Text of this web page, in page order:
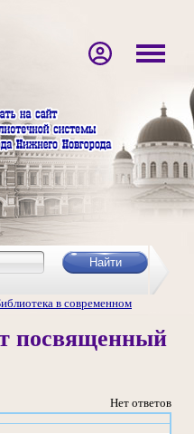
в современном
посвященный
Нет ответов